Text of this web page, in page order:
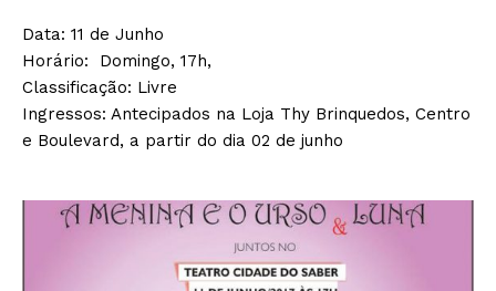
Data: 11 de Junho
Horário: Domingo, 17h,
Classificação: Livre
Ingressos: Antecipados na Loja Thy Brinquedos, Centro
e Boulevard, a partir do dia 02 de junho